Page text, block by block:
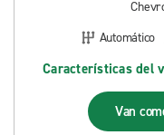
Automático
Características del
Van